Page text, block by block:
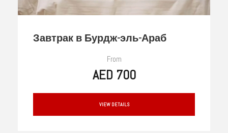
Завтрак в Бурдж-эль-Араб
From
AED 700
VIEW DETAILS